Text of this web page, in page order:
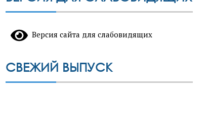
Версия сайта для слабовидящих
СВЕЖИЙ ВЫПУСК